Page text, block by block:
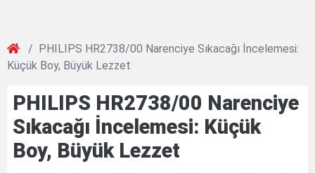
PHILIPS HR2738/00 Narenciye Sıkacağı İncelemesi:
Küçük Boy, Büyük Lezzet
PHILIPS HR2738/00 Narenciye
Sıkacağı İncelemesi: Küçük
Boy, Büyük Lezzet